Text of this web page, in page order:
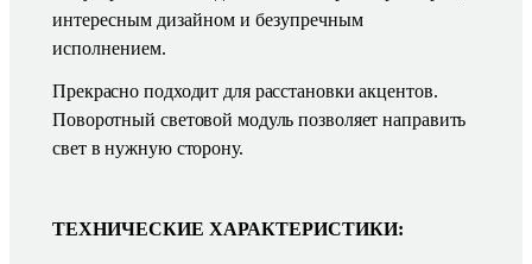
интересным дизайном и безупречным
исполнением.
Прекрасно подходит для расстановки акцентов.
Поворотный световой модуль позволяет направить
свет в нужную сторону.
ТЕХНИЧЕСКИЕ ХАРАКТЕРИСТИКИ: